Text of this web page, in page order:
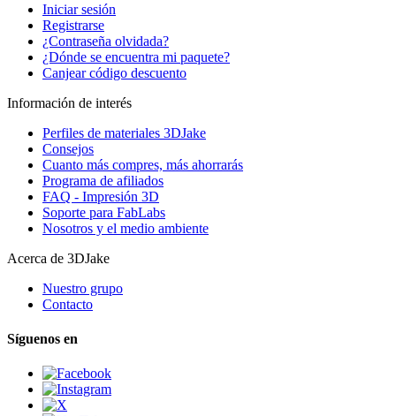
Iniciar sesión
Registrarse
¿Contraseña olvidada?
¿Dónde se encuentra mi paquete?
Canjear código descuento
Información de interés
Perfiles de materiales 3DJake
Consejos
Cuanto más compres, más ahorrarás
Programa de afiliados
FAQ - Impresión 3D
Soporte para FabLabs
Nosotros y el medio ambiente
Acerca de 3DJake
Nuestro grupo
Contacto
Síguenos en